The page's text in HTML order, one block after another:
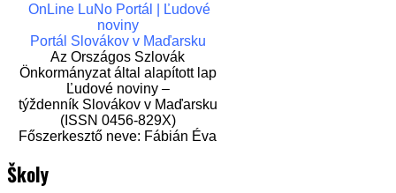
OnLine LuNo Portál | Ľudové
noviny
Portál Slovákov v Maďarsku
Az Országos Szlovák
Önkormányzat által alapított lap
Ľudové noviny –
týždenník Slovákov v Maďarsku
(ISSN 0456-829X)
Főszerkesztő neve: Fábián Éva
Školy